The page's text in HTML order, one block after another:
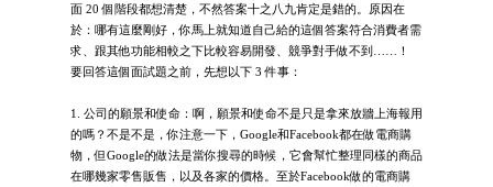
面 20 個階段都想清楚，不然答案十之八九肯定是錯的。原因在
於：哪有這麼剛好，你馬上就知道自己給的這個答案符合消費者需
求、跟其他功能相較之下比較容易開發、競爭對手做不到……！
要回答這個面試題之前，先想以下 3 件事：
1. 公司的願景和使命：啊，願景和使命不是只是拿來放牆上海報用
的嗎？不是不是，你注意一下，Google和Facebook都在做電商購
物，但Google的做法是當你搜尋的時候，它會幫忙整理同樣的商品
在哪幾家零售販售，以及各家的價格。至於Facebook做的電商購